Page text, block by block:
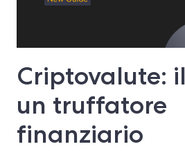
Criptovalute:
un truffatore
finanziario